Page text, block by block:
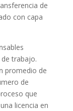
de
con capa
trabajo.
promedio de
de
que
licencia en